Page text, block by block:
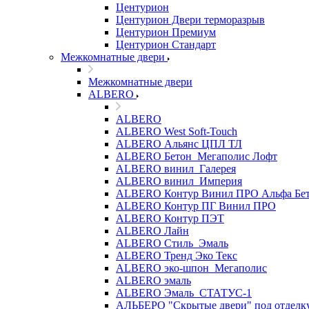
Центурион
Центурион Двери терморазрыв
Центурион Премиум
Центурион Стандарт
Межкомнатные двери
Межкомнатные двери
ALBERO
ALBERO
ALBERO West Soft-Touch
ALBERO Альянс ЦПЛ ТЛ
ALBERO Бетон_Мегаполис Лофт
ALBERO винил_Галерея
ALBERO винил_Империя
ALBERO Контур Винил ПРО Альфа
ALBERO Контур ПГ Винил ПРО
ALBERO Контур ПЭТ
ALBERO Лайн
ALBERO Стиль_Эмаль
ALBERO Тренд Эко Текс
ALBERO эко-шпон_Мегаполис
ALBERO эмаль
ALBERO Эмаль_СТАТУС-1
АЛЬБЕРО "Скрытые двери" под